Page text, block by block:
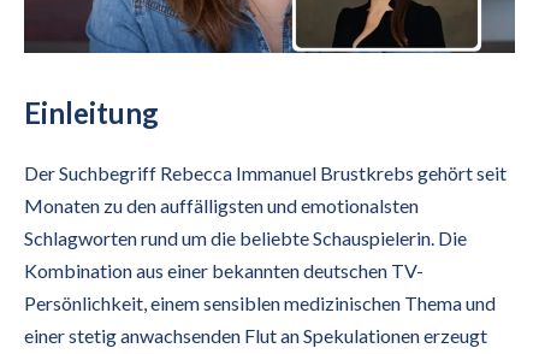
Einleitung
Der Suchbegriff Rebecca Immanuel Brustkrebs gehört seit
Monaten zu den auffälligsten und emotionalsten
Schlagworten rund um die beliebte Schauspielerin. Die
Kombination aus einer bekannten deutschen TV-
Persönlichkeit, einem sensiblen medizinischen Thema und
einer stetig anwachsenden Flut an Spekulationen erzeugt